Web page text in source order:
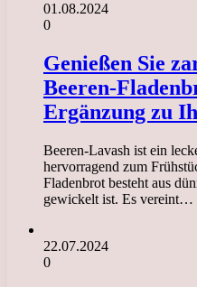
01.08.2024
0
Genießen Sie
Beeren-
Ergänzung zu
Beeren-Lavash ist ein
hervorragend zum
Fladenbrot besteht aus
gewickelt ist. Es vereint…
22.07.2024
0